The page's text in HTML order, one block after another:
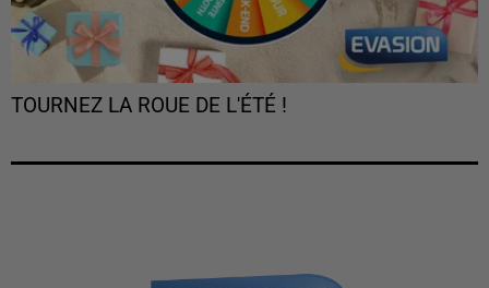
TOURNEZ LA ROUE DE L'ÉTÉ !